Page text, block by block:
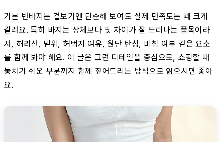
기본 반바지는 겉보기엔 단순해 보여도 실제 만족도는 꽤 크게
갈려요. 특히 바지는 상체보다 핏 차이가 잘 드러나는 품목이라
서, 허리선, 밑위, 허벅지 여유, 원단 탄성, 비침 여부 같은 요소
를 함께 봐야 해요. 이 글은 그런 디테일을 중심으로, 쇼핑할 때
놓치기 쉬운 부분까지 함께 짚어드리는 방식으로 읽으시면 좋아
요.